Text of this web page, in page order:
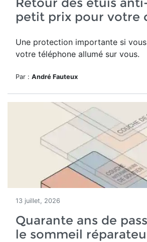
petit prix pour votre
Une protection importante si
votre téléphone allumé sur vous.
Par : André Fauteux
13 juillet, 2026
Quarante ans de
le sommeil